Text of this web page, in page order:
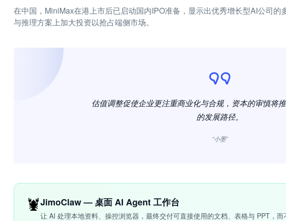
在中国，MiniMax在港上市后已启动国内IPO准备，显示出优秀增长型AI公司
与推理方案上加大投资以抢占端侧市场。
估值调整促使企业更注重商业化与合规，资本的审慎将
的发展路径。
“小墨”
🦞JimoClaw — 桌面 AI Agent 工作台
让 AI 处理本地资料、操控浏览器，最终交付可直接使用的文档、表格与 PPT，而